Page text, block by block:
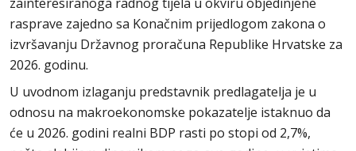
rasprave zajedno sa Konačnim prijedlogom zakona o
izvršavanju Državnog proračuna Republike Hrvatske za
2026. godinu.
U uvodnom izlaganju predstavnik predlagatelja je u
odnosu na makroekonomske pokazatelje istaknuo da
će u 2026. godini realni BDP rasti po stopi od 2,7%,